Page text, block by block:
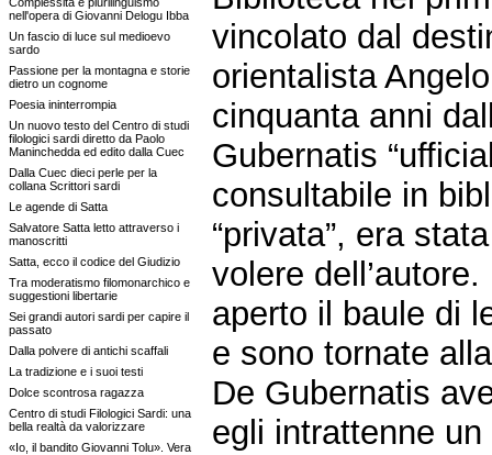
nell'opera di Giovanni Delogu Ibba
Un fascio di luce sul medioevo
sardo
Passione per la montagna e storie
dietro un cognome
Poesia ininterrompia
Un nuovo testo del Centro di studi
filologici sardi diretto da Paolo
Maninchedda ed edito dalla Cuec
Dalla Cuec dieci perle per la
collana Scrittori sardi
Le agende di Satta
Salvatore Satta letto attraverso i
manoscritti
Satta, ecco il codice del Giudizio
Tra moderatismo filomonarchico e
suggestioni libertarie
Sei grandi autori sardi per capire il
passato
Dalla polvere di antichi scaffali
La tradizione e i suoi testi
Dolce scontrosa ragazza
Centro di studi Filologici Sardi: una
bella realtà da valorizzare
«Io, il bandito Giovanni Tolu». Vera
vincolato dal
orientalista
cinquanta anni
Gubernatis
consultabile in
“privata”, era
volere
aperto il baule di
e sono tornate
De Gubernatis
egli intrattenne